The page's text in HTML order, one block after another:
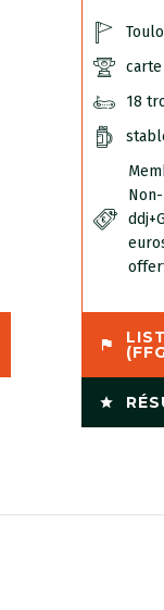
18